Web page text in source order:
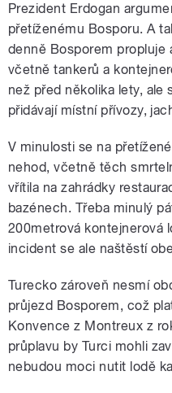
Prezident Erdogan
přetíženému Bosporu. A
denně Bosporem propluje
včetně tankerů a
než před několika lety, ale
přidávají místní přívozy,
V minulosti se na
nehod, včetně těch
vřítila na zahrádky
bazénech. Třeba minulý
200metrová kontejnerová
incident se ale naštěstí
Turecko zároveň nesmí
průjezd Bosporem, což
Konvence z Montreux z
průplavu by Turci mohli
nebudou moci nutit lodě